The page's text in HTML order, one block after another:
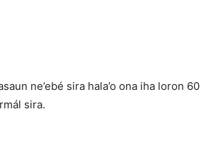
ne’ebé sira hala’o ona iha loron 60
sira.